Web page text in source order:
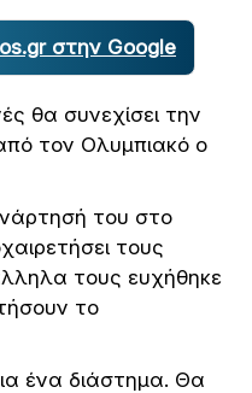
στην Google
θα συνεχίσει την
τον Ολυμπιακό ο
του στο
τους
τους ευχήθηκε
το
ένα διάστημα. Θα